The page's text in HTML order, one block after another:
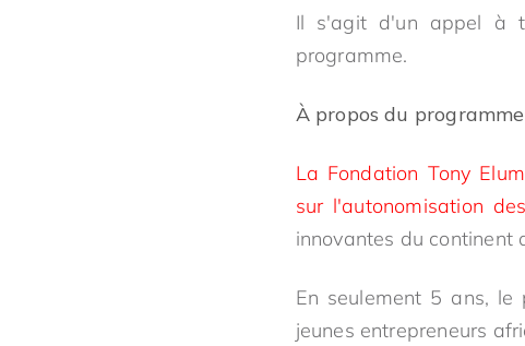
Il s'agit d'un appel à
programme.
À propos du
La Fondation Tony
sur l'autonomisation
innovantes du
En seulement 5 ans,
jeunes entrepreneurs